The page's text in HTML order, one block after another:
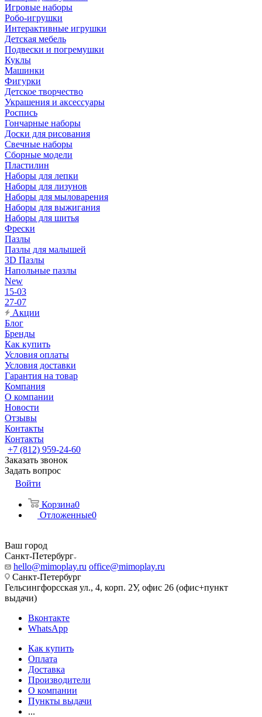
Игровые наборы
Робо-игрушки
Интерактивные игрушки
Детская мебель
Подвески и погремушки
Куклы
Машинки
Фигурки
Детское творчество
Украшения и аксессуары
Роспись
Гончарные наборы
Доски для рисования
Свечные наборы
Сборные модели
Пластилин
Наборы для лепки
Наборы для лизунов
Наборы для мыловарения
Наборы для выжигания
Наборы для шитья
Фрески
Пазлы
Пазлы для малышей
3D Пазлы
Напольные пазлы
New
15-03
27-07
Акции
Блог
Бренды
Как купить
Условия оплаты
Условия доставки
Гарантия на товар
Компания
О компании
Новости
Отзывы
Контакты
Контакты
+7 (812) 959-24-60
Заказать звонок
Задать вопрос
Войти
Корзина0
Отложенные0
Ваш город
Санкт-Петербург
hello@mimoplay.ru office@mimoplay.ru
Санкт-Петербург
Гельсингфорсская ул., 4, корп. 2У, офис 26 (офис+пункт
выдачи)
Вконтакте
WhatsApp
Как купить
Оплата
Доставка
Производители
О компании
Пункты выдачи
...